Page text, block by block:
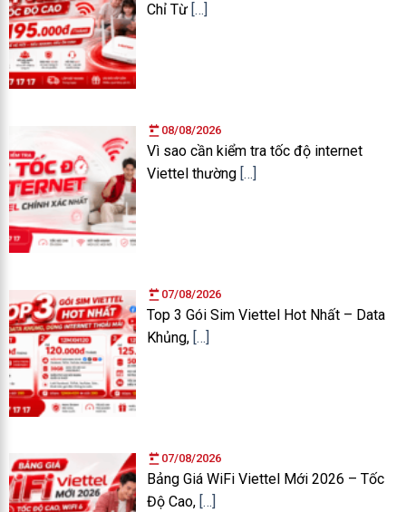
Chỉ Từ […]
08/08/2026
Vì sao cần kiểm tra tốc độ internet
Viettel thường […]
07/08/2026
Top 3 Gói Sim Viettel Hot Nhất – Data
Khủng, […]
07/08/2026
Bảng Giá WiFi Viettel Mới 2026 – Tốc
Độ Cao, […]